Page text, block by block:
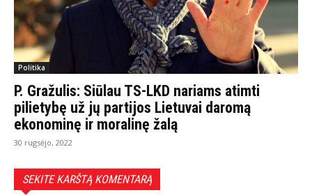
Politika
P. Gražulis: Siūlau TS-LKD nariams atimti
pilietybę už jų partijos Lietuvai daromą
ekonominę ir moralinę žalą
30 rugsėjo, 2022
SEKITE KARŠTĄ KOMENTARĄ